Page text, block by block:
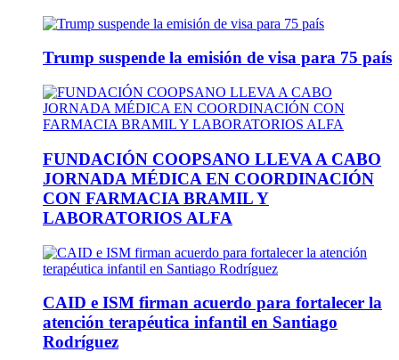
Trump suspende la emisión de visa para 75 país
FUNDACIÓN COOPSANO LLEVA A CABO
JORNADA MÉDICA EN COORDINACIÓN
CON FARMACIA BRAMIL Y
LABORATORIOS ALFA
CAID e ISM firman acuerdo para fortalecer la
atención terapéutica infantil en Santiago
Rodríguez